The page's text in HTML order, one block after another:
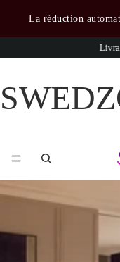
La réduction
Livraison partout en France